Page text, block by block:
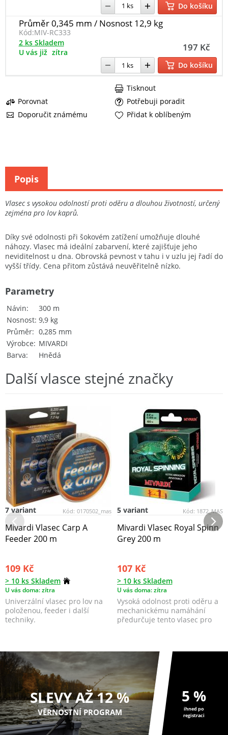
Do košíku
Průměr 0,345 mm / Nosnost 12,9 kg
Kód:MIV-RC333
197 Kč
2 ks Skladem
U vás již zítra
Do košíku
Porovnat
Potřebuji poradit
Doporučit známému
Tisknout
Přidat k oblíbeným
Vlasec s vysokou odolností proti oděru a dlouhou životností, určený
zejména pro lov kaprů.
Díky své odolnosti při šokovém zatížení umožňuje dlouhé
náhozy. Vlasec má ideální zabarvení, které zajišťuje jeho
neviditelnost u dna. Obrovská pevnost v tahu i v uzlu jej řadí do
vyšší třídy. Cena přitom zůstává neuvěřitelně nízko.
Návin
300 m
Nosnost 9,9 kg
Průměr
0,285 mm
Výrobce
MIVARDI
Barva
Hnědá
Parametry
Popis
Další vlasce stejné značky
Kód: 0170502_mas
7 variant
Mivardi Vlasec Carp A
Feeder 200 m
109 Kč
> 10 ks Skladem
U vás doma: zítra
Univerzální vlasec pro lov na
položenou, feeder i další
techniky.
Kód: 1872_MAS
5 variant
Mivardi Vlasec Royal Spinn
Grey 200 m
107 Kč
> 10 ks Skladem
U vás doma: zítra
Vysoká odolnost proti oděru a
mechanickému namáhání
předurčuje tento vlasec pro
SLEVY AŽ 12 %
VĚRNOSTNÍ PROGRAM
5 %
ihned po
registraci